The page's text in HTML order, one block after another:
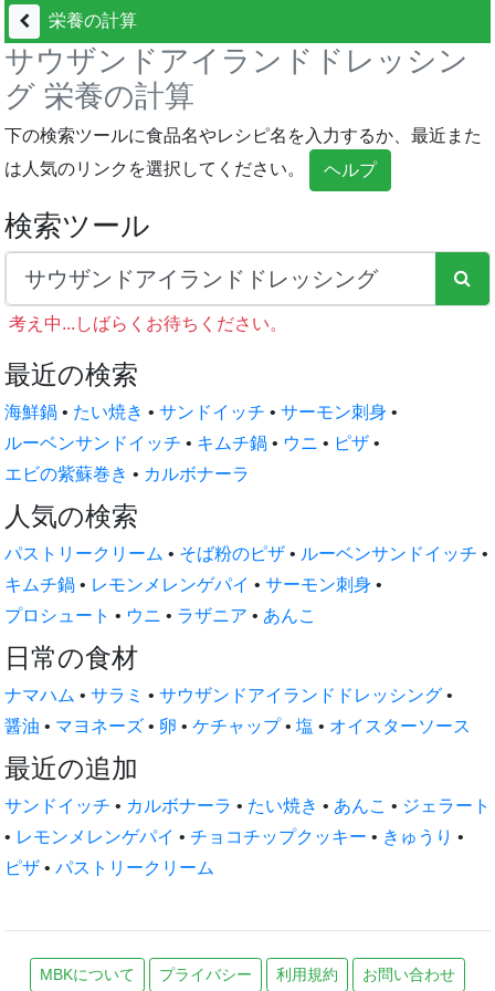
栄養の計算
サウザンドアイランドドレッシン
グ 栄養の計算
下の検索ツールに食品名やレシピ名を入力するか、最近また
は人気のリンクを選択してください。
ヘルプ
検索ツール
考え中...しばらくお待ちください。
最近の検索
海鮮鍋 • たい焼き • サンドイッチ • サーモン刺身 •
ルーベンサンドイッチ • キムチ鍋 • ウニ • ピザ •
エビの紫蘇巻き • カルボナーラ
人気の検索
パストリークリーム • そば粉のピザ • ルーベンサンドイッチ •
キムチ鍋 • レモンメレンゲパイ • サーモン刺身 •
プロシュート • ウニ • ラザニア • あんこ
日常の食材
ナマハム • サラミ • サウザンドアイランドドレッシング •
醤油 • マヨネーズ • 卵 • ケチャップ• 塩 • オイスターソース
最近の追加
サンドイッチ • カルボナーラ • たい焼き • あんこ • ジェラート
• レモンメレンゲパイ • チョコチップクッキー • きゅうり •
ピザ • パストリークリーム
MBKについて プライバシー 利用規約 お問い合わせ